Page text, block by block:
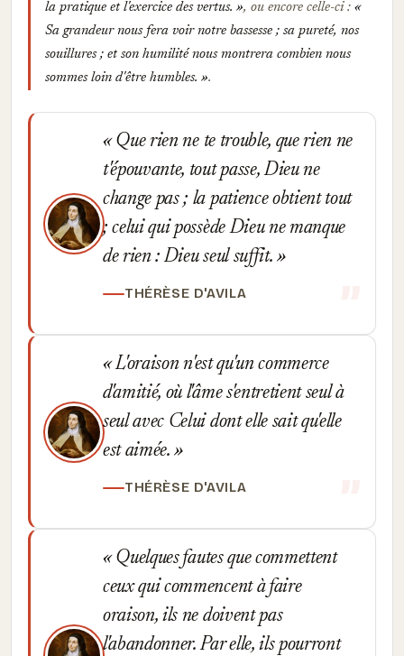
la pratique et l'exercice des vertus.
, ou encore celle-ci :
Sa grandeur nous fera voir notre bassesse ; sa pureté, nos
souillures ; et son humilité nous montrera combien nous
sommes loin d'être humbles.
.
Que rien ne te trouble, que rien ne
t'épouvante, tout passe, Dieu ne
change pas ; la patience obtient tout
; celui qui possède Dieu ne manque
de rien : Dieu seul suffit.
THÉRÈSE D'AVILA
L'oraison n'est qu'un commerce
d'amitié, où l'âme s'entretient seul à
seul avec Celui dont elle sait qu'elle
est aimée.
THÉRÈSE D'AVILA
Quelques fautes que commettent
ceux qui commencent à faire
oraison, ils ne doivent pas
l'abandonner. Par elle, ils pourront